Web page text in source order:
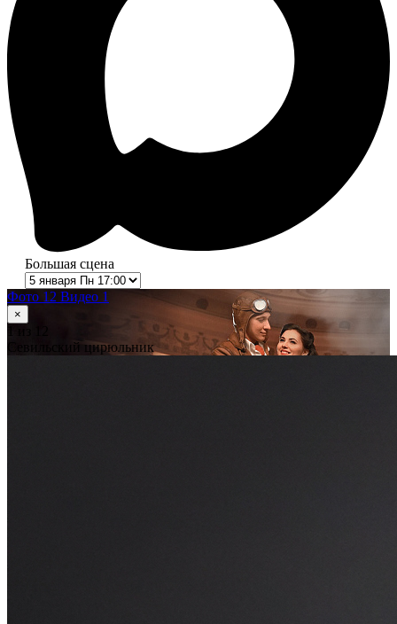
Большая сцена
Фото 12 Видео 1
×
Севильский цирюльник